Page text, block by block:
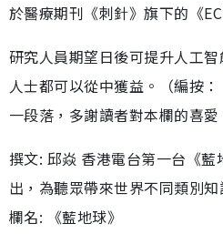
於醫療期刊《刺針》旗下的《
研究人員期望日後可提升人工
人士都可以從中獲益。（編按
一段落，多謝讀者對本欄的喜愛
撰文: 邱焱 香港電台第一台《
出，為聽眾帶來世界不同類別知
欄名: 《藍地球》